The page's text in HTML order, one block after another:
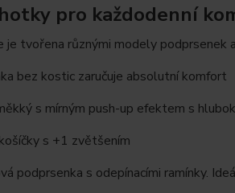
pro každodenní
je tvořena různými modely podprsenek
bez kostic zaručuje absolutní komfort
s mírným push-up efektem s
s +1 zvětšením
podprsenka s odepínacími ramínky.